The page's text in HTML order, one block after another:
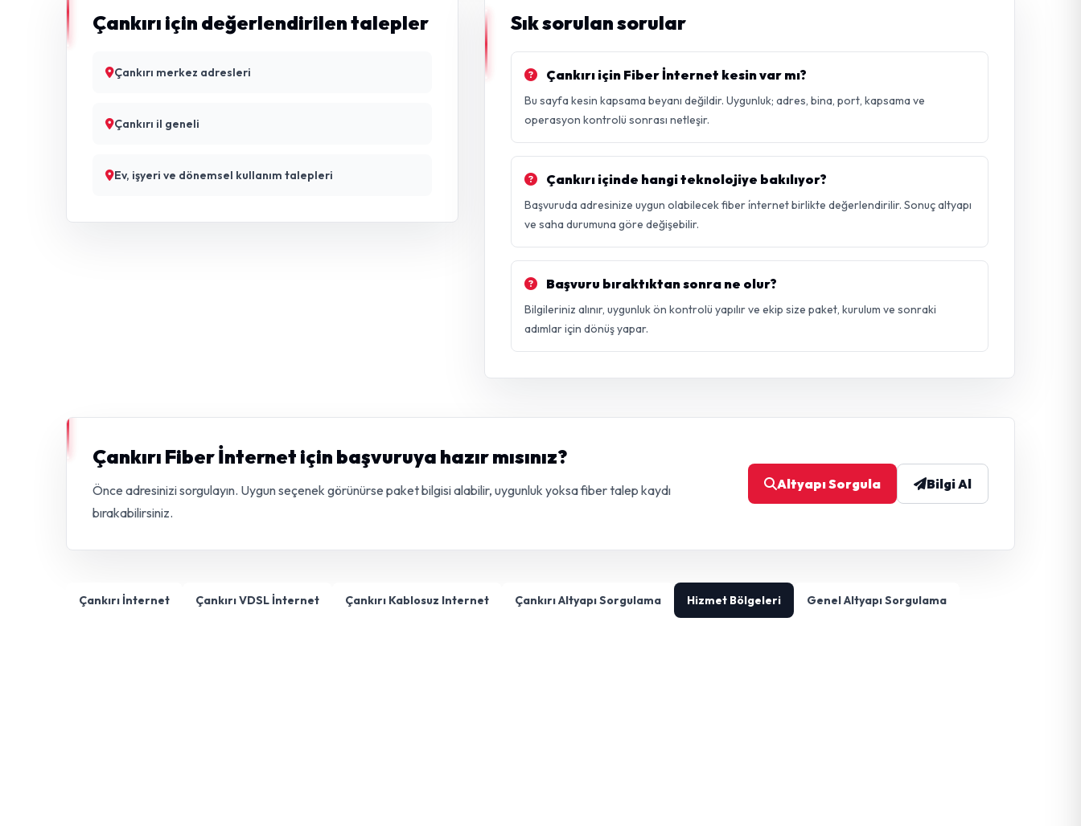
Çankırı için değerlendirilen talepler
Çankırı merkez adresleri
Çankırı il geneli
Ev, işyeri ve dönemsel kullanım talepleri
Sık sorulan sorular
Çankırı için Fiber İnternet kesin var mı?
Bu sayfa kesin kapsama beyanı değildir. Uygunluk; adres, bina, port, kapsama ve
operasyon kontrolü sonrası netleşir.
Çankırı içinde hangi teknolojiye bakılıyor?
Başvuruda adresinize uygun olabilecek fiber i̇nternet birlikte değerlendirilir. Sonuç altyapı
ve saha durumuna göre değişebilir.
Başvuru bıraktıktan sonra ne olur?
Bilgileriniz alınır, uygunluk ön kontrolü yapılır ve ekip size paket, kurulum ve sonraki
adımlar için dönüş yapar.
Çankırı Fiber İnternet için başvuruya hazır mısınız?
Önce adresinizi sorgulayın. Uygun seçenek görünürse paket bilgisi alabilir, uygunluk yoksa fiber talep kaydı
bırakabilirsiniz.
Altyapı Sorgula Bilgi Al
Çankırı İnternet Çankırı VDSL İnternet Çankırı Kablosuz Internet Çankırı Altyapı Sorgulama Hizmet Bölgeleri Genel Altyapı Sorgulama